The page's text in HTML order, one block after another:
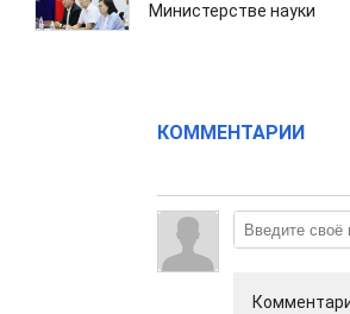
Министерстве науки
КОММЕНТАРИИ